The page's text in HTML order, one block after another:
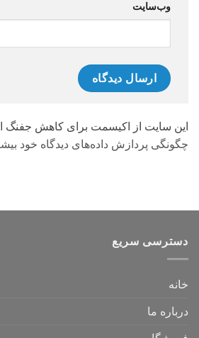
وب‌سایت
این سایت از اکیسمت برای کاهش جفنگ
چگونگی پردازش داده‌های دیدگاه خود
دسترسی سریع
خانه
درباره ما